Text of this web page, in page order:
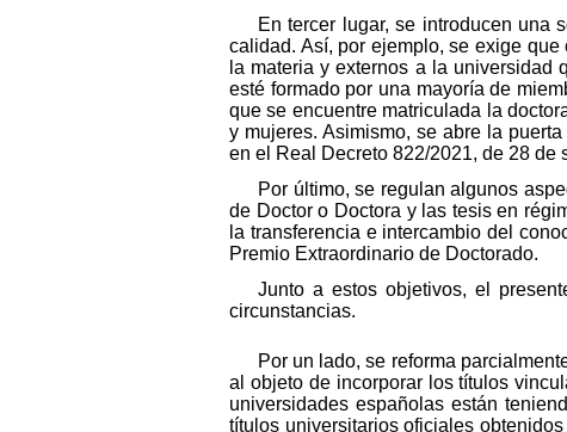
En tercer lugar, se introducen una
calidad. Así, por ejemplo, se exige
la materia y externos a la universidad
esté formado por una mayoría de
que se encuentre matriculada la
y mujeres. Asimismo, se abre la
en el Real Decreto 822/2021, de 28 de
Por último, se regulan algunos
de Doctor o Doctora y las tesis en
la transferencia e intercambio del
Premio Extraordinario de Doctorado.
Junto a estos objetivos, el
circunstancias.
Por un lado, se reforma
al objeto de incorporar los títulos
universidades españolas están
títulos universitarios oficiales